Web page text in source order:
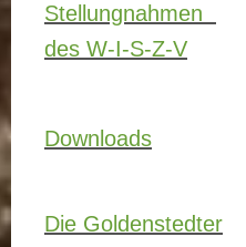
Stellungnahmen
des W-I-S-Z-V
Downloads
Die Goldenstedter